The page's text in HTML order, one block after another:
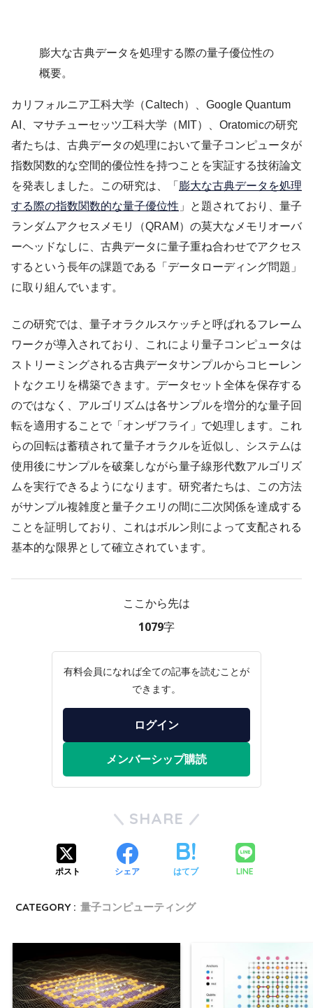
膨大な古典データを処理する際の量子優位性の
概要。
カリフォルニア工科大学（Caltech）、Google Quantum
AI、マサチューセッツ工科大学（MIT）、Oratomicの研究
者たちは、古典データの処理において量子コンピュータが
指数関数的な空間的優位性を持つことを実証する技術論文
を発表しました。この研究は、「 膨大な古典データを処理
する際の指数関数的な量子優位性 」と題されており、量子
ランダムアクセスメモリ（QRAM）の莫大なメモリオーバ
ーヘッドなしに、古典データに量子重ね合わせでアクセス
するという長年の課題である「データローディング問題」
に取り組んでいます。
この研究では、量子オラクルスケッチと呼ばれるフレーム
ワークが導入されており、これにより量子コンピュータは
ストリーミングされる古典データサンプルからコヒーレン
トなクエリを構築できます。データセット全体を保存する
のではなく、アルゴリズムは各サンプルを増分的な量子回
転を適用することで「オンザフライ」で処理します。これ
らの回転は蓄積されて量子オラクルを近似し、システムは
使用後にサンプルを破棄しながら量子線形代数アルゴリズ
ムを実行できるようになります。研究者たちは、この方法
がサンプル複雑度と量子クエリの間に二次関係を達成する
ことを証明しており、これはボルン則によって支配される
基本的な限界として確立されています。
ここから先は
1079字
有料会員になれば全ての記事を読むことが
できます。
ログイン
メンバーシップ購読
SHARE
ポスト シェア はてブ LINE
CATEGORY : 量子コンピューティング